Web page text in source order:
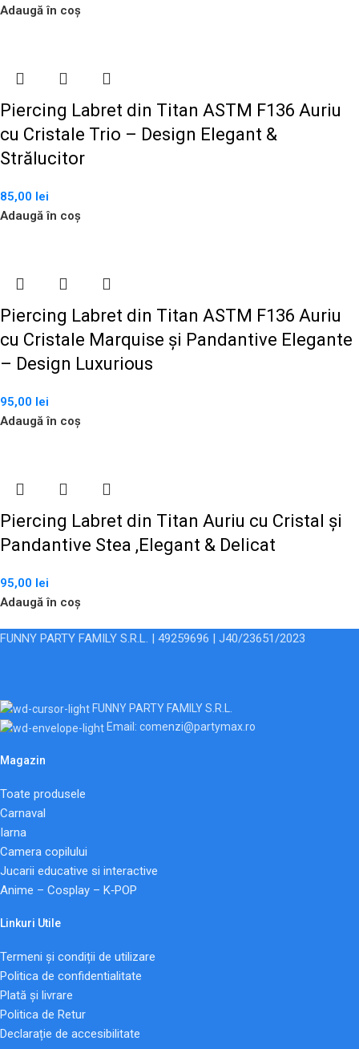
Adaugă în coș
Piercing Labret din Titan ASTM F136 Auriu
cu Cristale Trio – Design Elegant &
Strălucitor
85,00 lei
Adaugă în coș
Piercing Labret din Titan ASTM F136 Auriu
cu Cristale Marquise și Pandantive Elegante
– Design Luxurious
95,00 lei
Adaugă în coș
Piercing Labret din Titan Auriu cu Cristal și
Pandantive Stea ,Elegant & Delicat
95,00 lei
Adaugă în coș
FUNNY PARTY FAMILY S.R.L. | 49259696 | J40/23651/2023
FUNNY PARTY FAMILY S.R.L.
Email: comenzi@partymax.ro
Magazin
Toate produsele
Carnaval
Iarna
Camera copilului
Jucarii educative si interactive
Anime – Cosplay – K‑POP
Linkuri Utile
Termeni și condiții de utilizare
Politica de confidentialitate
Plată și livrare
Politica de Retur
Declarație de accesibilitate